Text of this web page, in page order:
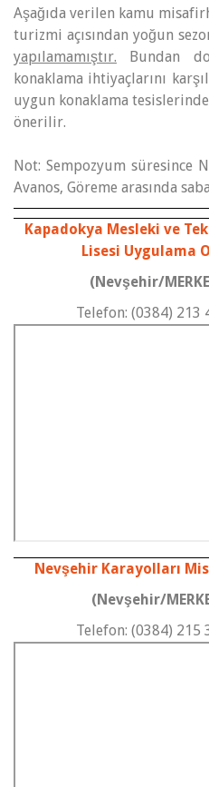
Aşağıda verilen kamu
turizmi açısından yoğun
yapılamamıştır. Bundan
konaklama ihtiyaçlarını
uygun konaklama
önerilir.
Not: Sempozyum süresince
Avanos, Göreme arasında
Kapadokya Mesleki ve
Lisesi Uygulama
(Nevşehir/
Telefon: (0384) 213
Nevşehir Karayolları
(Nevşehir/
Telefon: (0384) 215